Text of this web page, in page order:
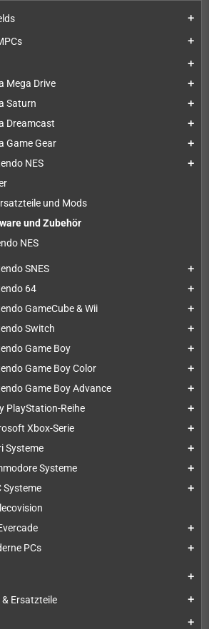
add
add
add
Mega Drive add
Saturn add
Dreamcast add
Game Gear add
NES add
und Mods
und Zubehör
NES
SNES add
64 add
GameCube & Wii add
Switch add
Game Boy add
Game Boy Color add
Game Boy Advance add
PlayStation-Reihe add
Xbox-Serie add
Systeme add
Systeme add
Systeme add
add
PCs add
add
Ersatzteile add
add